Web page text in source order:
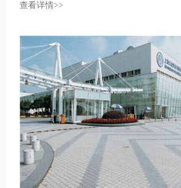
查看详情>>